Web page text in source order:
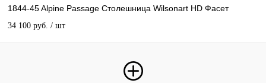
1844-45 Alpine Passage Столешница Wilsonart HD Фасет
34 100 руб. / шт